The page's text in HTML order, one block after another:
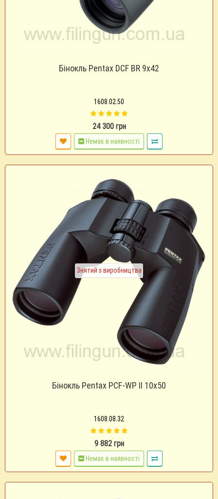
Бінокль Pentax DCF BR 9х42
1608.02.50
24 300 грн
Немає в наявності
Знятий з виробництва
Бінокль Pentax PCF-WP II 10х50
1608.08.32
9 882 грн
Немає в наявності